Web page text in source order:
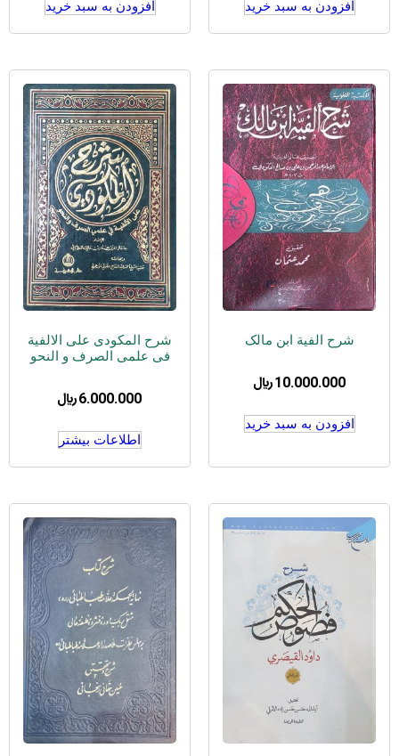
افزودن به سبد خرید افزودن به سبد خرید
شرح الفیة ابن مالک
10.000.000 ﷼
افزودن به سبد خرید
شرح المکودی علی الالفیة
فی علمی الصرف و النحو
6.000.000 ﷼
اطلاعات بیشتر